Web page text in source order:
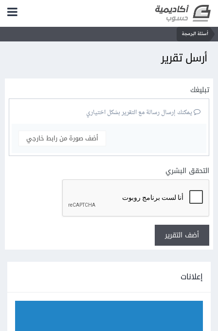
أسئلة البرمجة
أرسل تقرير
تبليغك
يمكنك إرسال رسالة مع التقرير بشكل اختياري
أضف صورة من رابط خارجي
التحقق البشري
أضف التقرير
إعلانات